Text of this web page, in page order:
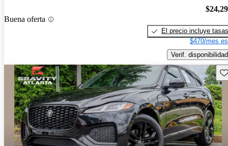
Buena oferta
El precio incluye tasas
$470/mes
Verif. disponibilidad